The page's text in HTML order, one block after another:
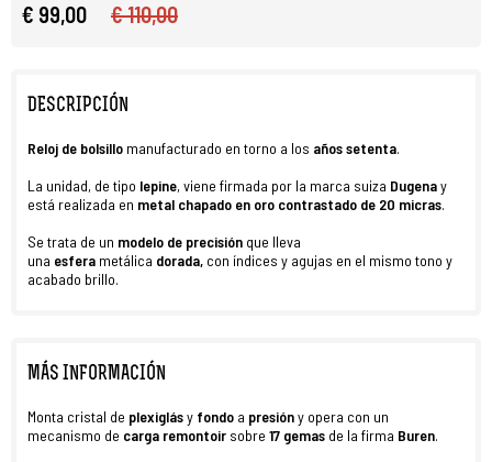
€ 99,00
€ 110,00
DESCRIPCIÓN
Reloj de bolsillo manufacturado en torno a los años setenta.
La unidad, de tipo lepine, viene firmada por la marca suiza Dugenay
está realizada en metal chapado en oro contrastado de 20 micras.
Se trata de un modelo de precisión que lleva
una esfera metálica dorada, con índices y agujas en el mismo tono y
acabado brillo.
MÁS INFORMACIÓN
Monta cristal de plexiglásy fondo a presióny opera con un
mecanismo de carga remontoir sobre 17 gemas de la firma Buren.